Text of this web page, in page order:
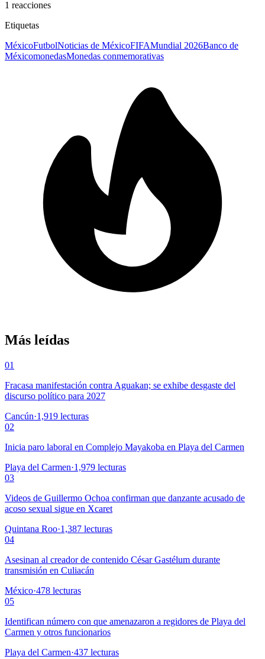
1 reacciones
Etiquetas
MéxicoFutbolNoticias de MéxicoFIFAMundial 2026Banco de
MéxicomonedasMonedas conmemorativas
Más leídas
01
Fracasa manifestación contra Aguakan; se exhibe desgaste del
discurso político para 2027
Cancún·1,919 lecturas
02
Inicia paro laboral en Complejo Mayakoba en Playa del Carmen
Playa del Carmen·1,979 lecturas
03
Videos de Guillermo Ochoa confirman que danzante acusado de
acoso sexual sigue en Xcaret
Quintana Roo·1,387 lecturas
04
Asesinan al creador de contenido César Gastélum durante
transmisión en Culiacán
México·478 lecturas
05
Identifican número con que amenazaron a regidores de Playa del
Carmen y otros funcionarios
Playa del Carmen·437 lecturas